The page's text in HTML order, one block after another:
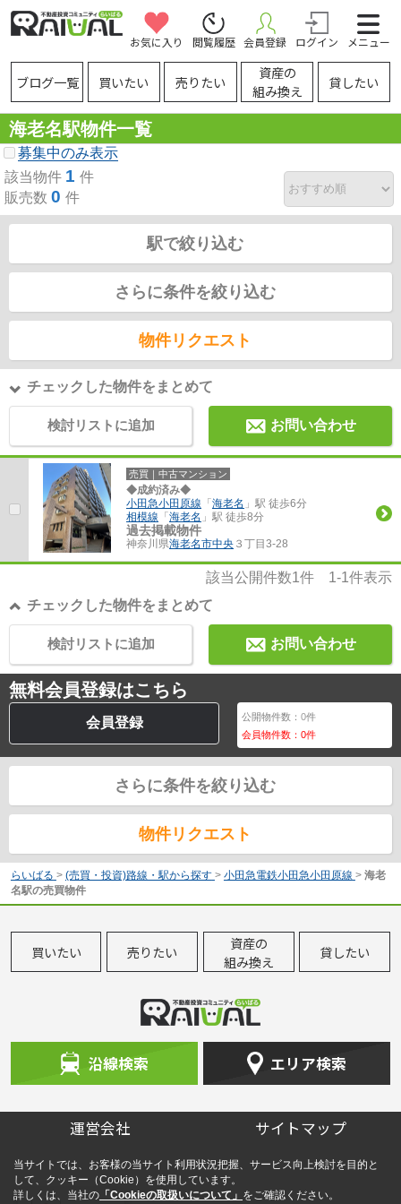
お気に入り 閲覧履歴 会員登録 ログイン メニュー
ブログ一覧 買いたい 売りたい
資産の
組み換え
貸したい
海老名駅物件一覧
募集中のみ表示
該当物件 1 件
販売数 0 件
駅で絞り込む
さらに条件を絞り込む
物件リクエスト
チェックした物件をまとめて
検討リストに追加 お問い合わせ
売買｜中古マンション
◆成約済み◆
小田急小田原線 「海老名 」駅 徒歩6分
相模線 「海老名 」駅 徒歩8分
過去掲載物件
神奈川県海老名市中央 ３丁目3-28
該当公開件数1件 1-1件表示
チェックした物件をまとめて
お問い合わせ
検討リストに追加
無料会員登録はこちら
会員登録 公開物件数：0件
会員物件数：0件
さらに条件を絞り込む
物件リクエスト
らいばる > (売買・投資)路線・駅から探す > 小田急電鉄小田急小田原線 > 海老
名駅の売買物件
買いたい 売りたい
資産の
組み換え
貸したい
沿線検索 エリア検索
運営会社 サイトマップ
当サイトでは、お客様の当サイト利用状況把握、サービス向上検討を目的と
して、クッキー（Cookie）を使用しています。
詳しくは、当社の 「Cookieの取扱いについて」 をご確認ください。